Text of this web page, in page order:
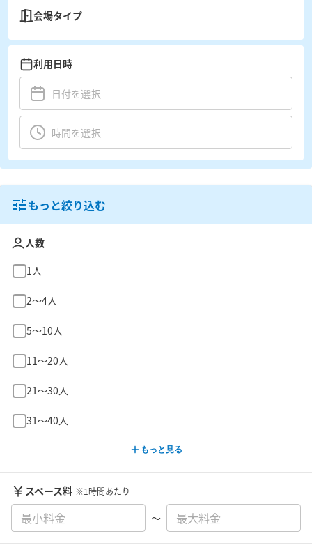
会場タイプ
利用日時
もっと絞り込む
人数
1人
2〜4人
5〜10人
11〜20人
21〜30人
31〜40人
もっと見る
スペース料 ※1時間あたり
〜